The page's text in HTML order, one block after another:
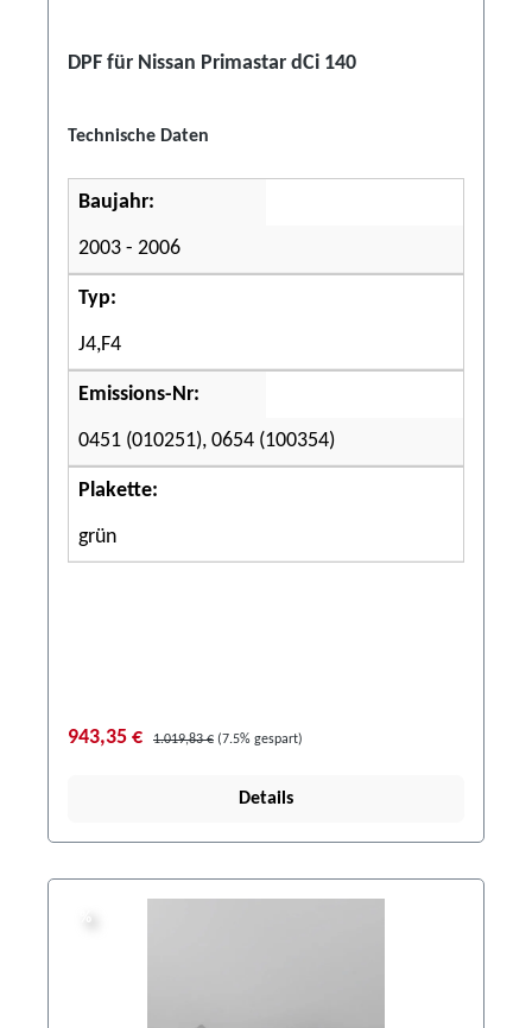
DPF für Nissan Primastar dCi 140
Technische Daten
Baujahr:
2003 - 2006
Typ:
J4,F4
Emissions-Nr:
0451 (010251), 0654 (100354)
Plakette:
grün
943,35 € 1.019,83 € (7.5% gespart)
Details